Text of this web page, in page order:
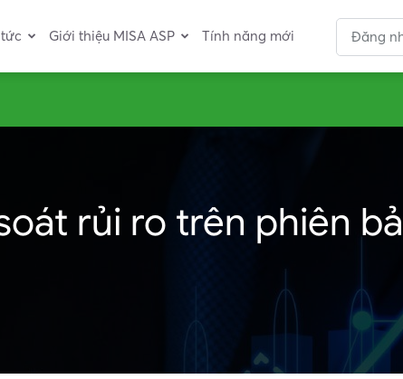
Giới thiệu MISA ASP Tính năng mới Đăng
rủi ro trên phiên